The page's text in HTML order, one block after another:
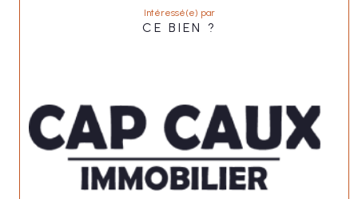
Intéressé(e) par
CE BIEN ?